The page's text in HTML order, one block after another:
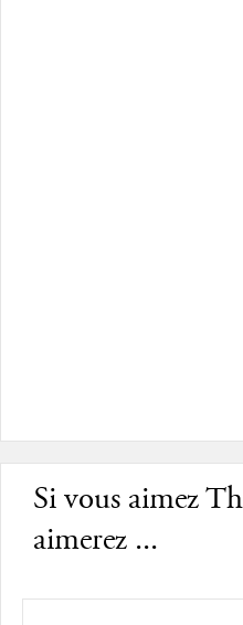
Si vous aimez
aimerez ...